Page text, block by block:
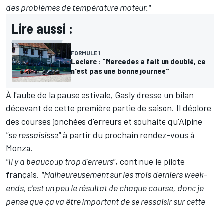
des problèmes de température moteur."
Lire aussi :
FORMULE 1
Leclerc : "Mercedes a fait un doublé, ce
n'est pas une bonne journée"
À l'aube de la pause estivale, Gasly dresse un bilan
décevant de cette première partie de saison. Il déplore
des courses jonchées d'erreurs et souhaite qu'Alpine
"se ressaisisse"à partir du prochain rendez-vous à
Monza.
"Il y a beaucoup trop d'erreurs", continue le pilote
français. "Malheureusement sur les trois derniers week-
ends, c'est un peu le résultat de chaque course, donc je
pense que ça va être important de se ressaisir sur cette